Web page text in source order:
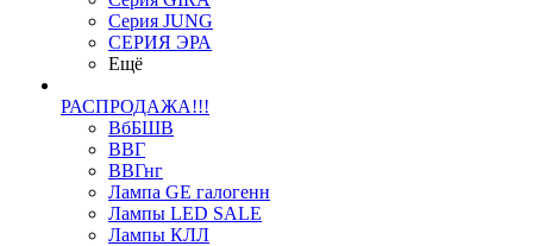
Серия JUNG
СЕРИЯ ЭРА
Ещё
РАСПРОДАЖА!!!
ВбБШВ
ВВГ
ВВГнг
Лампа GE галогенн
Лампы LED SALE
Лампы КЛЛ